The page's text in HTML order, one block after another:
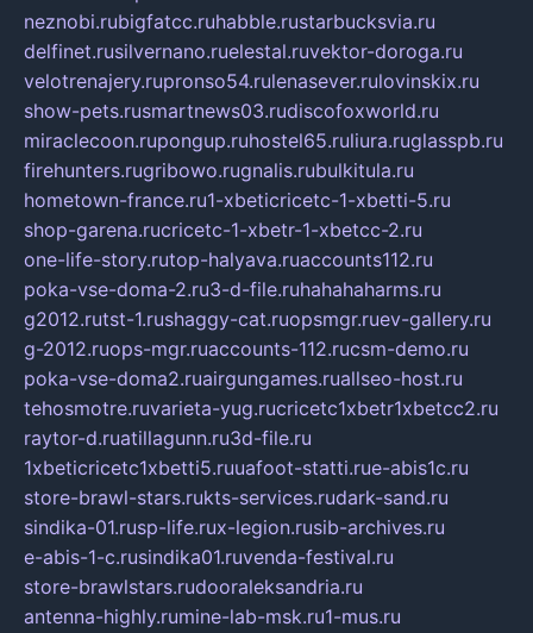
neznobi.rubigfatcc.ruhabble.rustarbucksvia.ru
delfinet.rusilvernano.ruelestal.ruvektor-doroga.ru
velotrenajery.rupronso54.rulenasever.rulovinskix.ru
show-pets.rusmartnews03.rudiscofoxworld.ru
miraclecoon.rupongup.ruhostel65.ruliura.ruglasspb.ru
firehunters.rugribowo.rugnalis.rubulkitula.ru
hometown-france.ru1-xbeticricetc-1-xbetti-5.ru
shop-garena.rucricetc-1-xbetr-1-xbetcc-2.ru
one-life-story.rutop-halyava.ruaccounts112.ru
poka-vse-doma-2.ru3-d-file.ruhahahaharms.ru
g2012.rutst-1.rushaggy-cat.ruopsmgr.ruev-gallery.ru
g-2012.ruops-mgr.ruaccounts-112.rucsm-demo.ru
poka-vse-doma2.ruairgungames.ruallseo-host.ru
tehosmotre.ruvarieta-yug.rucricetc1xbetr1xbetcc2.ru
raytor-d.ruatillagunn.ru3d-file.ru
1xbeticricetc1xbetti5.ruuafoot-statti.rue-abis1c.ru
store-brawl-stars.rukts-services.rudark-sand.ru
sindika-01.rusp-life.rux-legion.rusib-archives.ru
e-abis-1-c.rusindika01.ruvenda-festival.ru
store-brawlstars.rudooraleksandria.ru
antenna-highly.rumine-lab-msk.ru1-mus.ru